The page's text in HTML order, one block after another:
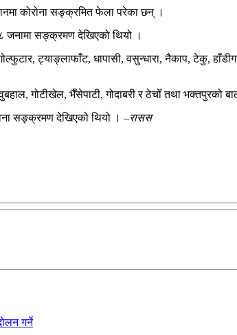
कोरोना सङ्क्रमित फेला परेका छन् ।
जनामा सङ्क्रमण देखिएको थियो ।
ट्याङ्लाफाँट, धापासी, वसुन्धारा, नैकाप, टेकु,
गोटीखेल, भैँसेपाटी, गोदाबरी र ठेचोँ तथा
सङ्क्रमण देखिएको थियो । –रासस